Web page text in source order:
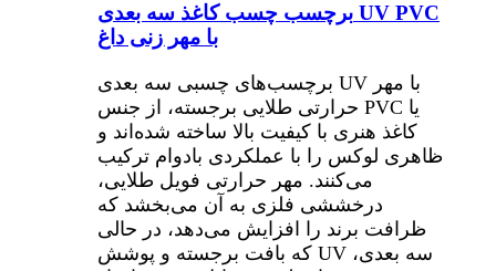
برچسب چسب کاغذ سه بعدی UV PVC
با مهر زنی داغ
برچسب‌های چسبی سه بعدی UV با مهر
حرارتی طلایی برجسته، از جنس PVC یا
کاغذ هنری با کیفیت بالا ساخته شده‌اند و
ظاهری لوکس را با عملکردی بادوام ترکیب
می‌کنند. مهر حرارتی فویل طلایی،
درخششی فلزی به آن می‌بخشد که
ظرافت برند را افزایش می‌دهد، در حالی
که بافت برجسته و پوشش UV سه بعدی،